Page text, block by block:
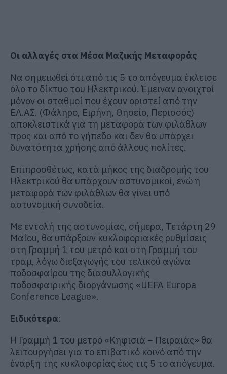
Οι αλλαγές στα Μέσα Μαζικής Μεταφοράς
Να σημειωθεί ότι από τις 5 το απόγευμα έκλεισε
όλο το δίκτυο του Ηλεκτρικού. Έμειναν ανοιχτοί
μόνον οι σταθμοί που έχουν οριστεί από την
ΕΛ.ΑΣ. (Φάληρο, Ειρήνη, Θησείο, Περισσός)
αποκλειστικά για τη μεταφορά των φιλάθλων
προς και από το γήπεδο και δεν θα υπάρχει
δυνατότητα χρήσης από άλλους πολίτες.
Επιπροσθέτως, κατά μήκος της διαδρομής του
Ηλεκτρικού θα υπάρχουν αστυνομικοί, ενώ η
μεταφορά των φιλάθλων θα γίνει υπό
αστυνομική συνοδεία.
Με εντολή της αστυνομίας, σήμερα, Τετάρτη 29
Μαΐου, θα υπάρξουν κυκλοφοριακές ρυθμίσεις
στη Γραμμή 1 του μετρό και στη Γραμμή του
τραμ, λόγω διεξαγωγής του τελικού αγώνα
ποδοσφαίρου της διασυλλογικής
ποδοσφαιρικής διοργάνωσης «UEFA Europa
Conference League».
Ειδικότερα:
Η Γραμμή 1 του μετρό «Κηφισιά – Πειραιάς» θα
λειτουργήσει για το επιβατικό κοινό από την
έναρξη της κυκλοφορίας έως τις 5 το απόγευμα.